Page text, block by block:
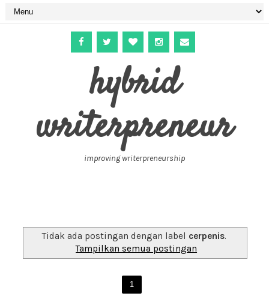
hybrid
writerpreneur
improving writerpreneurship
Tidak ada postingan dengan label cerpenis.
Tampilkan semua postingan
1